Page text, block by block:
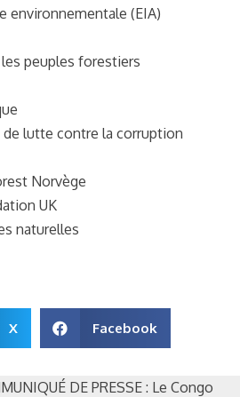
environnementale (EIA)
peuples forestiers
de lutte contre la corruption
Norvège
UK
naturelles
X Facebook
DE PRESSE : Le Congo